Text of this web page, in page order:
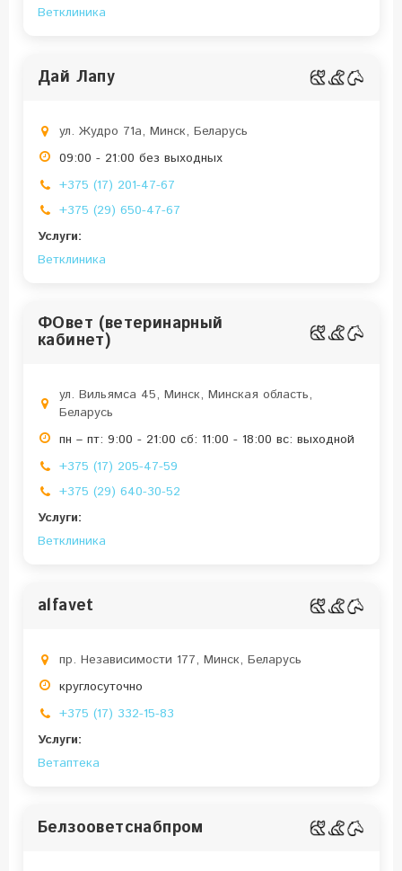
Ветклиника
Дай Лапу
ул. Жудро 71a, Минск, Беларусь
09:00 - 21:00 без выходных
+375 (17) 201-47-67
+375 (29) 650-47-67
Услуги:
Ветклиника
ФОвет (ветеринарный
кабинет)
ул. Вильямса 45, Минск, Минская область,
Беларусь
пн – пт: 9:00 - 21:00 сб: 11:00 - 18:00 вс: выходной
+375 (17) 205-47-59
+375 (29) 640-30-52
Услуги:
Ветклиника
alfavet
пр. Независимости 177, Минск, Беларусь
круглосуточно
+375 (17) 332-15-83
Услуги:
Ветаптека
Белзооветснабпром